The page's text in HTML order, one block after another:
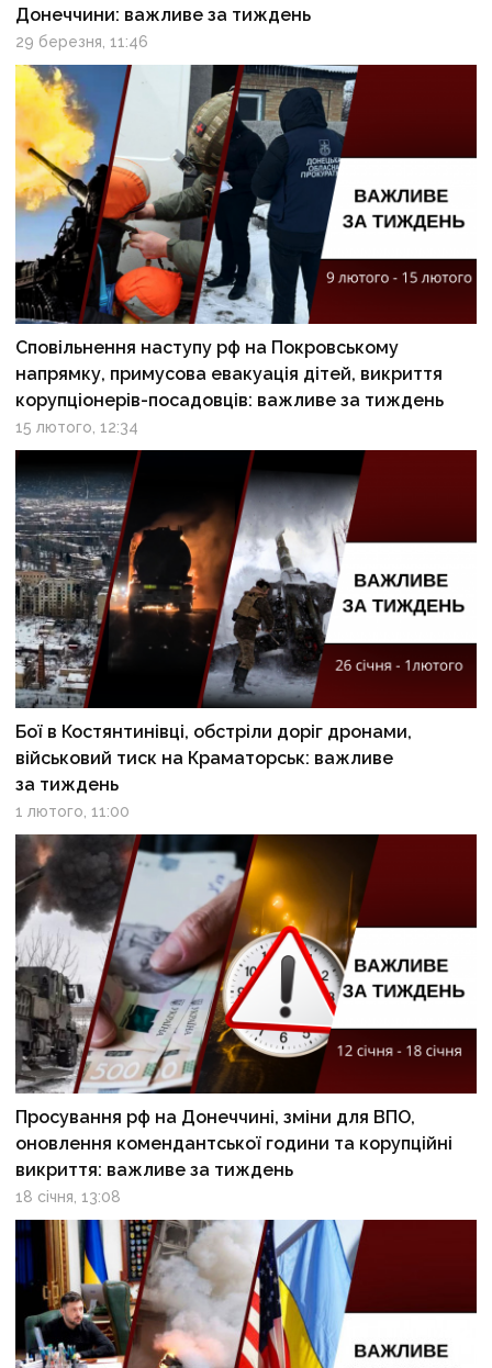
Донеччини: важливе за тиждень
29 березня, 11:46
Сповільнення наступу рф на Покровському
напрямку, примусова евакуація дітей, викриття
корупціонерів-посадовців: важливе за тиждень
15 лютого, 12:34
Бої в Костянтинівці, обстріли доріг дронами,
військовий тиск на Краматорськ: важливе
за тиждень
1 лютого, 11:00
Просування рф на Донеччині, зміни для ВПО,
оновлення комендантської години та корупційні
викриття: важливе за тиждень
18 січня, 13:08